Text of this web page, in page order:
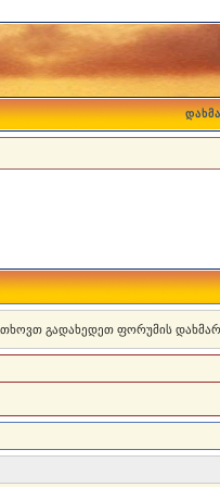
გადახედეთ ფორუმის